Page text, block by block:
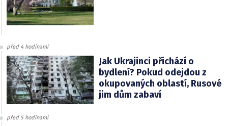
před 4 hodinami
Jak Ukrajinci přichází o
bydlení? Pokud odejdou z
okupovaných oblastí, Rusové
jim dům zabaví
před 5 hodinami